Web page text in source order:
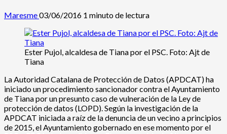
Maresme03/06/2016 1 minuto de lectura
Ester Pujol, alcaldesa de Tiana por el PSC. Foto: Ajt de
Tiana
La Autoridad Catalana de Protección de Datos (APDCAT) ha
iniciado un procedimiento sancionador contra el Ayuntamiento
de Tiana por un presunto caso de vulneración de la Ley de
protección de datos (LOPD). Según la investigación de la
APDCAT iniciada a raíz de la denuncia de un vecino a principios
de 2015, el Ayuntamiento gobernado en ese momento por el